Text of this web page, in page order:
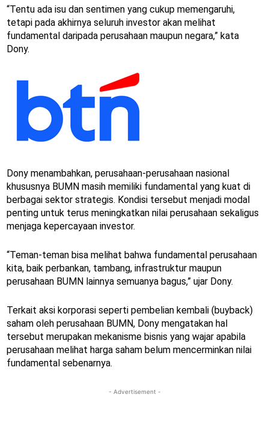
“Tentu ada isu dan sentimen yang cukup memengaruhi,
tetapi pada akhirnya seluruh investor akan melihat
fundamental daripada perusahaan maupun negara,” kata
Dony.
Dony menambahkan, perusahaan-perusahaan nasional
khususnya BUMN masih memiliki fundamental yang kuat di
berbagai sektor strategis. Kondisi tersebut menjadi modal
penting untuk terus meningkatkan nilai perusahaan sekaligus
menjaga kepercayaan investor.
“Teman-teman bisa melihat bahwa fundamental perusahaan
kita, baik perbankan, tambang, infrastruktur maupun
perusahaan BUMN lainnya semuanya bagus,” ujar Dony.
Terkait aksi korporasi seperti pembelian kembali (buyback)
saham oleh perusahaan BUMN, Dony mengatakan hal
tersebut merupakan mekanisme bisnis yang wajar apabila
perusahaan melihat harga saham belum mencerminkan nilai
fundamental sebenarnya.
- Advertisement -